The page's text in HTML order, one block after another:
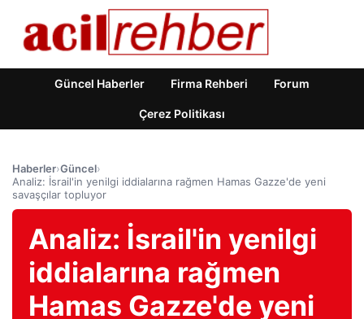
Güncel Haberler Firma Rehberi Forum
Çerez Politikası
Haberler›Güncel›
Analiz: İsrail'in yenilgi iddialarına rağmen Hamas Gazze'de yeni
savaşçılar topluyor
Analiz: İsrail'in yenilgi
iddialarına rağmen
Hamas Gazze'de yeni